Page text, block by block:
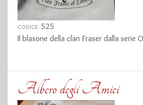
CODICE: 525
Il blasone della clan Fraser dalla serie
Albero degli Amici